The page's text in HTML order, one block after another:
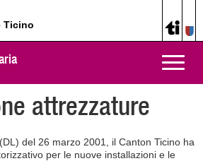
Ticino
Toggle
attrezzature
del 26 marzo 2001, il Canton Ticino ha
per le nuove installazioni e le